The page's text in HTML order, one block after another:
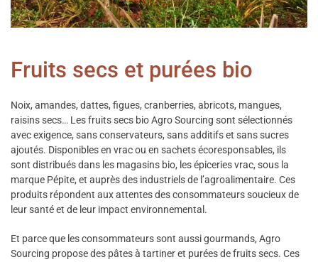
Fruits secs et purées bio
Noix, amandes, dattes, figues, cranberries, abricots, mangues,
raisins secs… Les fruits secs bio Agro Sourcing sont sélectionnés
avec exigence, sans conservateurs, sans additifs et sans sucres
ajoutés. Disponibles en vrac ou en sachets écoresponsables, ils
sont distribués dans les magasins bio, les épiceries vrac, sous la
marque Pépite, et auprès des industriels de l’agroalimentaire. Ces
produits répondent aux attentes des consommateurs soucieux de
leur santé et de leur impact environnemental.
Et parce que les consommateurs sont aussi gourmands, Agro
Sourcing propose des pâtes à tartiner et purées de fruits secs. Ces